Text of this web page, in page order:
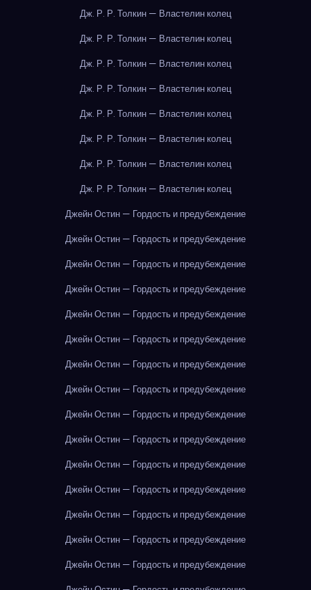
Дж. Р. Р. Толкин — Властелин колец
Дж. Р. Р. Толкин — Властелин колец
Дж. Р. Р. Толкин — Властелин колец
Дж. Р. Р. Толкин — Властелин колец
Дж. Р. Р. Толкин — Властелин колец
Дж. Р. Р. Толкин — Властелин колец
Дж. Р. Р. Толкин — Властелин колец
Дж. Р. Р. Толкин — Властелин колец
Джейн Остин — Гордость и предубеждение
Джейн Остин — Гордость и предубеждение
Джейн Остин — Гордость и предубеждение
Джейн Остин — Гордость и предубеждение
Джейн Остин — Гордость и предубеждение
Джейн Остин — Гордость и предубеждение
Джейн Остин — Гордость и предубеждение
Джейн Остин — Гордость и предубеждение
Джейн Остин — Гордость и предубеждение
Джейн Остин — Гордость и предубеждение
Джейн Остин — Гордость и предубеждение
Джейн Остин — Гордость и предубеждение
Джейн Остин — Гордость и предубеждение
Джейн Остин — Гордость и предубеждение
Джейн Остин — Гордость и предубеждение